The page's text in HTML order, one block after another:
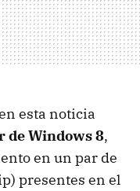
esta noticia
de Windows 8,
en un par de
presentes en el